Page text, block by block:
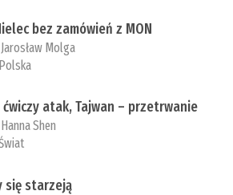
bez zamówień z MON
Jarosław Molga
Polska
ćwiczy atak, Tajwan – przetrwanie
­Hanna Shen
się starzeją